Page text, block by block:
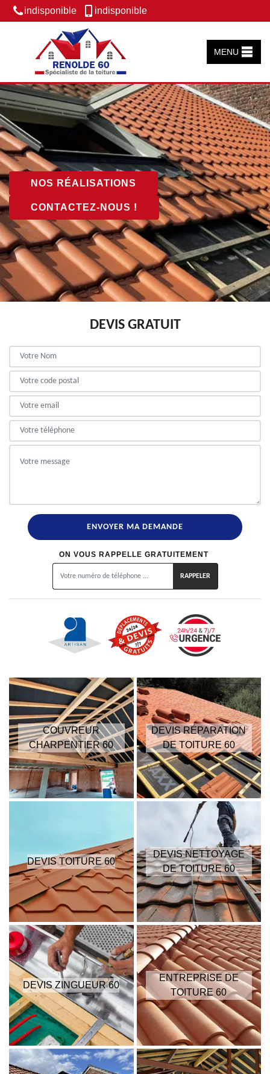
indisponible indisponible
MENU
NOS RÉALISATIONS
CONTACTEZ-NOUS !
DEVIS GRATUIT
ON VOUS RAPPELLE GRATUITEMENT
COUVREUR
CHARPENTIER 60
DEVIS RÉPARATION
DE TOITURE 60
DEVIS TOITURE 60
DEVIS NETTOYAGE
DE TOITURE 60
DEVIS ZINGUEUR 60
ENTREPRISE DE
TOITURE 60